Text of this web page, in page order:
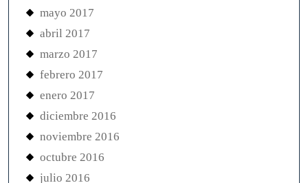
mayo 2017
abril 2017
marzo 2017
febrero 2017
enero 2017
diciembre 2016
noviembre 2016
octubre 2016
julio 2016